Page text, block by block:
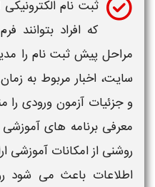
ثبت نام
که افراد بتوانند
مراحل پیش ثبت نام را
سایت، اخبار مربوط به
و جزئیات آزمون ورودی
معرفی برنامه های
روشنی از امکانات
اطلاعات باعث می شود